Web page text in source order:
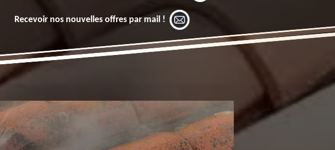
Recevoir nos nouvelles offres par mail !